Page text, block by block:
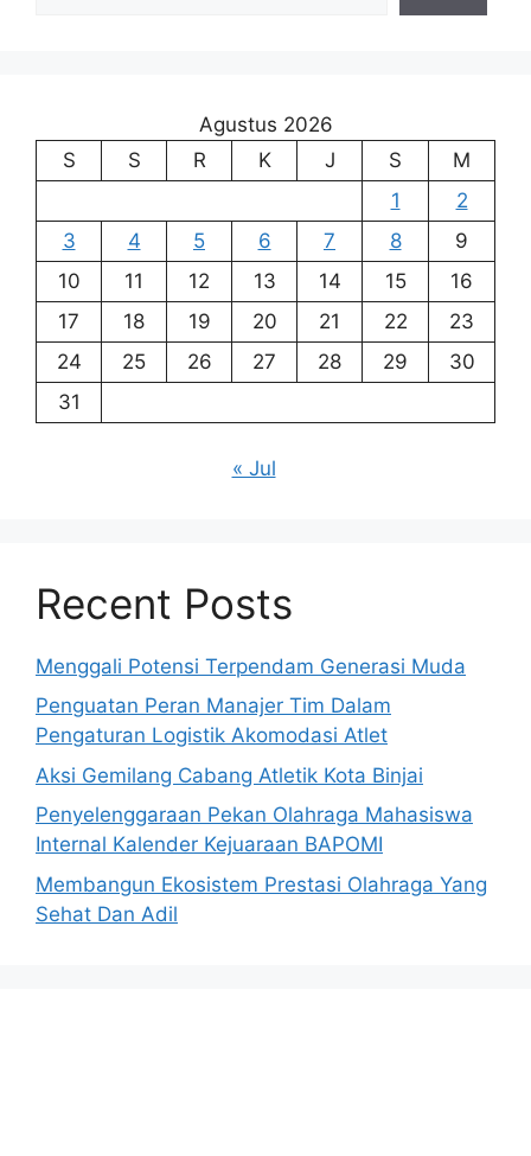
Agustus 2026
S
S R K J S
M
1
2
3
4 5 6 7 8
9
10
11 12 13 14 15
16
17
18 19 20 21 22
23
24
25 26 27 28 29
30
31
« Jul
Recent Posts
Menggali Potensi Terpendam Generasi Muda
Penguatan Peran Manajer Tim Dalam
Pengaturan Logistik Akomodasi Atlet
Aksi Gemilang Cabang Atletik Kota Binjai
Penyelenggaraan Pekan Olahraga Mahasiswa
Internal Kalender Kejuaraan BAPOMI
Membangun Ekosistem Prestasi Olahraga Yang
Sehat Dan Adil